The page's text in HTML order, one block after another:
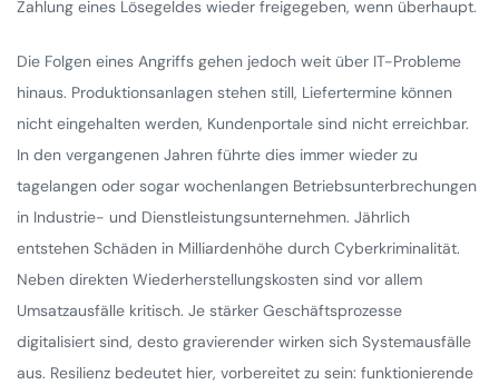
Zahlung eines Lösegeldes wieder freigegeben, wenn überhaupt.
Die Folgen eines Angriffs gehen jedoch weit über IT-Probleme
hinaus. Produktionsanlagen stehen still, Liefertermine können
nicht eingehalten werden, Kundenportale sind nicht erreichbar.
In den vergangenen Jahren führte dies immer wieder zu
tagelangen oder sogar wochenlangen Betriebsunterbrechungen
in Industrie- und Dienstleistungsunternehmen. Jährlich
entstehen Schäden in Milliardenhöhe durch Cyberkriminalität.
Neben direkten Wiederherstellungskosten sind vor allem
Umsatzausfälle kritisch. Je stärker Geschäftsprozesse
digitalisiert sind, desto gravierender wirken sich Systemausfälle
aus. Resilienz bedeutet hier, vorbereitet zu sein: funktionierende